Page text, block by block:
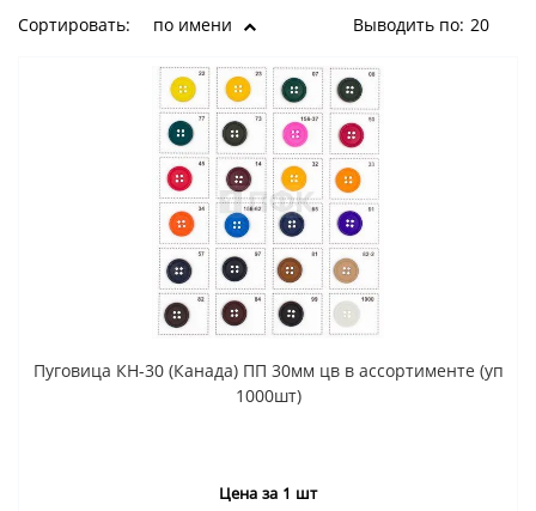
Сортировать: по имени Выводить по: 20
Пуговица КН-30 (Канада) ПП 30мм цв в ассортименте (уп
1000шт)
Цена за 1 шт